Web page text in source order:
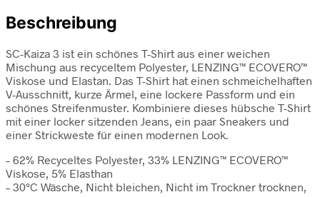
Beschreibung
SC-Kaiza 3 ist ein schönes T-Shirt aus einer weichen
Mischung aus recyceltem Polyester, LENZING™ ECOVERO™
Viskose und Elastan. Das T-Shirt hat einen schmeichelhaften
V-Ausschnitt, kurze Ärmel, eine lockere Passform und ein
schönes Streifenmuster. Kombiniere dieses hübsche T-Shirt
mit einer locker sitzenden Jeans, ein paar Sneakers und
einer Strickweste für einen modernen Look.
– 62% Recyceltes Polyester, 33% LENZING™ ECOVERO™
Viskose, 5% Elasthan
– 30°C Wäsche, Nicht bleichen, Nicht im Trockner trocknen,